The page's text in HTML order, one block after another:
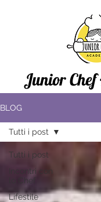
Junior
BLOG
Tutti i post
Incontri con
lo Chef
Lifestile
Tutti i post